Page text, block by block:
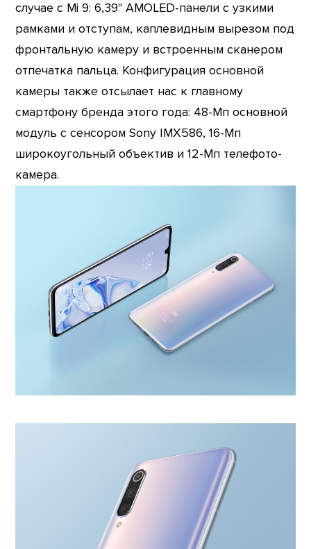
случае с Mi 9: 6,39'' AMOLED-панели с узкими
рамками и отступам, каплевидным вырезом под
фронтальную камеру и встроенным сканером
отпечатка пальца. Конфигурация основной
камеры также отсылает нас к главному
смартфону бренда этого года: 48-Мп основной
модуль с сенсором Sony IMX586, 16-Мп
широкоугольный объектив и 12-Мп телефото-
камера.